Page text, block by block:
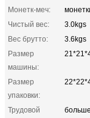
Монетк-меч:
Чистый вес:
3.0kgs
Вес брутто:
3.6kgs
Размер
машины:
Размер
упаковки:
Трудовой